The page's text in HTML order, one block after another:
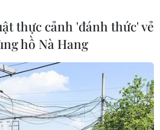
thực cảnh 'đánh thức' vẻ
hồ Nà Hang